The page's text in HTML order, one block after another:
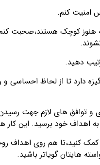
امنیت کنم.
هنوز کوچک هستند،صحبت
دهید.
دارد تا از لحاظ
و توافق های لازم جهت
اهداف خود برسید. این
کمک کنید،تا هم روی
هایتان گویاتر باشید.